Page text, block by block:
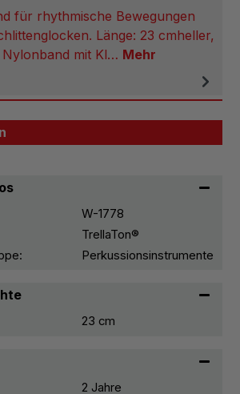
für rhythmische Bewegungen
Länge: 23 cmheller,
mit Kl… Mehr
W-1778
TrellaTon®
Perkussionsinstrumente
23 cm
2 Jahre